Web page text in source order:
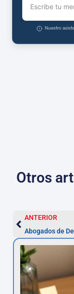
Escribe tu
Nuestro
Otros
ANTERIOR